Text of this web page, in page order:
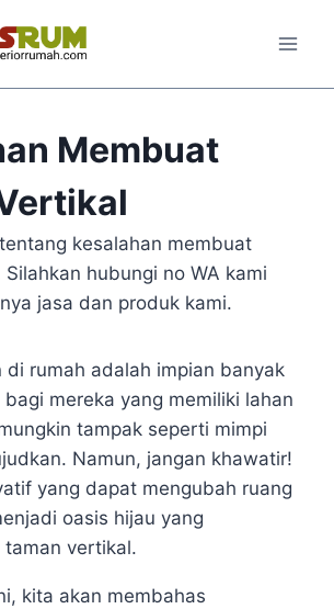
Membuat
kesalahan membuat
hubungi no WA kami
jasa dan produk kami.
di rumah adalah impian banyak
mereka yang memiliki lahan
tampak seperti mimpi
Namun, jangan khawatir!
yang dapat mengubah ruang
oasis hijau yang
taman vertikal.
kita akan membahas